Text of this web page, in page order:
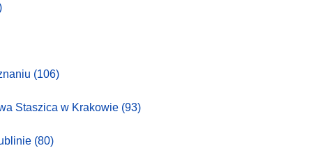
(106)
Staszica w Krakowie (93)
(80)